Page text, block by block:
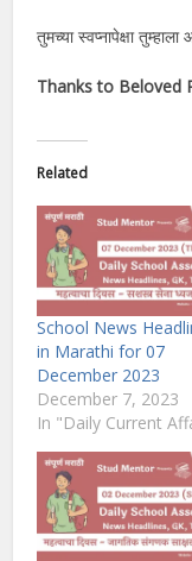
तुमच्या स्वप्नापेक्षा
Thanks to Beloved
Related
School News
in Marathi for 07
December 2023
December 7, 2023
In "Daily Current